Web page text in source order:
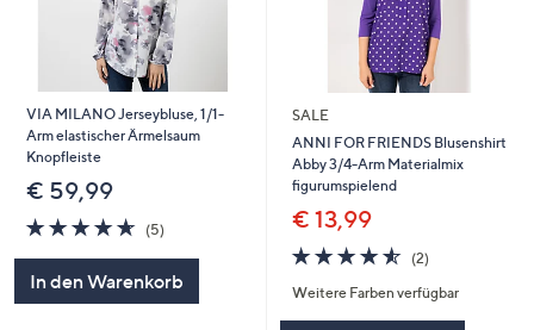
VIA MILANO Jerseybluse, 1/1-
Arm elastischer Ärmelsaum
Knopfleiste
€ 59,99
4.6
von
(5)5
In den Warenkorb
SALE
ANNI FOR FRIENDS Blusenshirt
Abby 3/4-Arm Materialmix
figurumspielend
€ 13,99
4.5
von
5
(2)2
Weitere Farben verfügbar